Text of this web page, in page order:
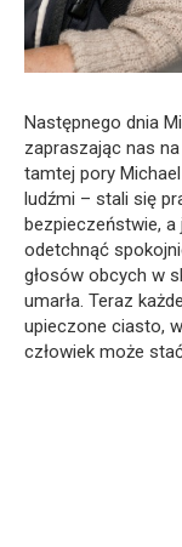
Następnego dnia
zapraszając nas
tamtej pory
ludźmi – stali się
bezpieczeństwie,
odetchnąć
głosów obcych w
umarła. Teraz
upieczone ciasto,
człowiek może